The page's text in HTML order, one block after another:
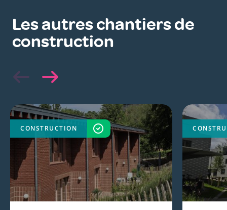
Les autres chantiers de
construction
CONSTRUCTION TERMINÉ